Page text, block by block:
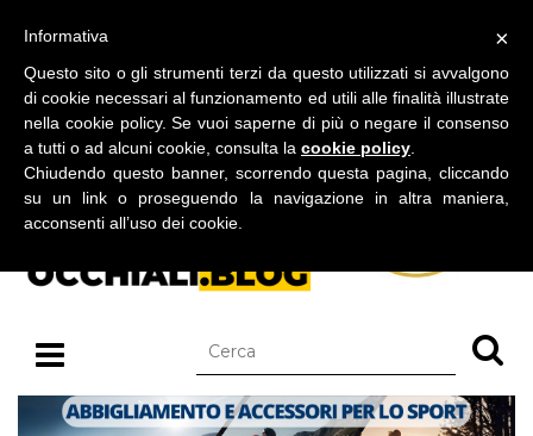
BLOG SU OCCHIALI DA SOLE E OCCHIALI DA VISTA
×
Informativa
Questo sito o gli strumenti terzi da questo utilizzati si avvalgono
di cookie necessari al funzionamento ed utili alle finalità illustrate
nella cookie policy. Se vuoi saperne di più o negare il consenso
a tutti o ad alcuni cookie, consulta la cookie policy
Chiudendo questo banner, scorrendo questa pagina, cliccando
su un link o proseguendo la navigazione in altra maniera,
acconsenti all’uso dei cookie.